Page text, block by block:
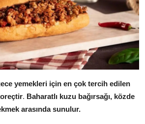
yemekleri için en çok tercih edilen
. Baharatlı kuzu bağırsağı, közde
arasında sunulur.